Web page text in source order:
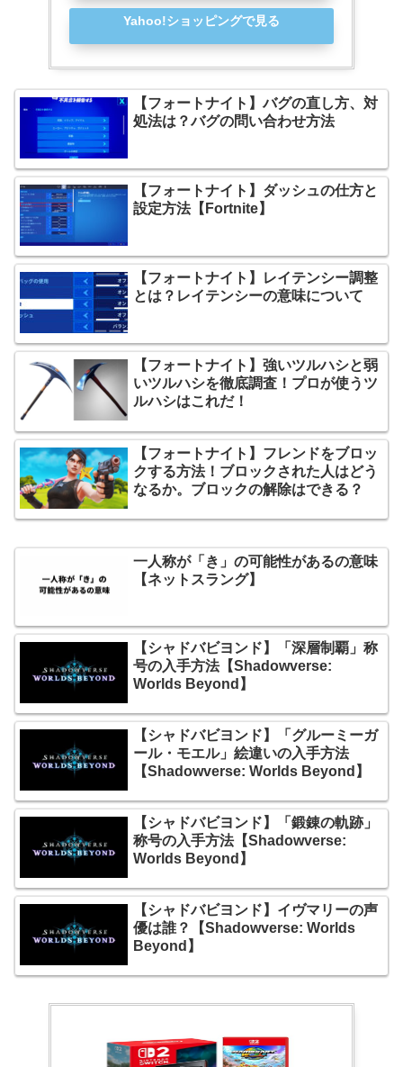
Yahoo!ショッピングで見る
【フォートナイト】バグの直し方、対
処法は？バグの問い合わせ方法
【フォートナイト】ダッシュの仕方と
設定方法【Fortnite】
【フォートナイト】レイテンシー調整
とは？レイテンシーの意味について
【フォートナイト】強いツルハシと弱
いツルハシを徹底調査！プロが使うツ
ルハシはこれだ！
【フォートナイト】フレンドをブロッ
クする方法！ブロックされた人はどう
なるか。ブロックの解除はできる？
一人称が「き」の可能性があるの意味
【ネットスラング】
【シャドバビヨンド】「深層制覇」称
号の入手方法【Shadowverse:
Worlds Beyond】
【シャドバビヨンド】「グルーミーガ
ール・モエル」絵違いの入手方法
【Shadowverse: Worlds Beyond】
【シャドバビヨンド】「鍛錬の軌跡」
称号の入手方法【Shadowverse:
Worlds Beyond】
【シャドバビヨンド】イヴマリーの声
優は誰？【Shadowverse: Worlds
Beyond】